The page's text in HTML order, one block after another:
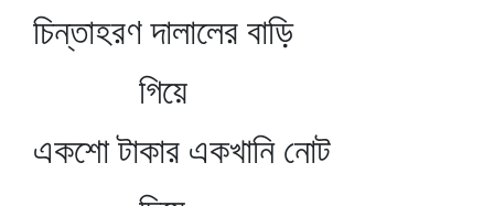
চিন্তাহরণ দালালের বাড়ি
গিয়ে
একশো টাকার একখানি নোট